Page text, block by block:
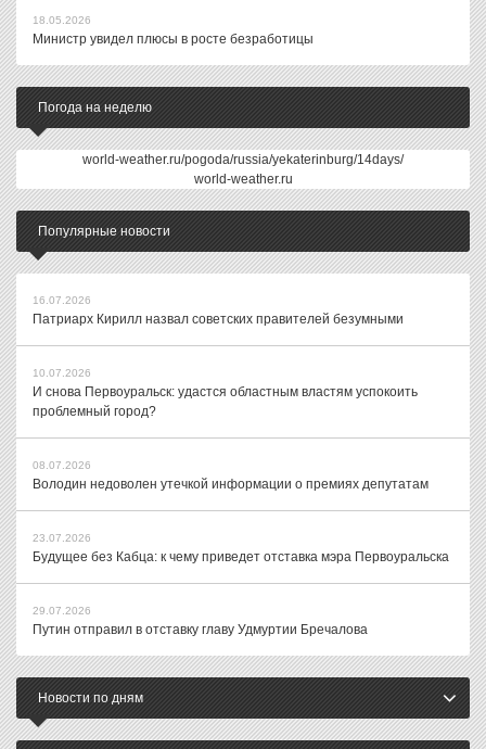
18.05.2026
Министр увидел плюсы в росте безработицы
Погода на неделю
world-weather.ru/pogoda/russia/yekaterinburg/14days/
world-weather.ru
Популярные новости
16.07.2026
Патриарх Кирилл назвал советских правителей безумными
10.07.2026
И снова Первоуральск: удастся областным властям успокоить
проблемный город?
08.07.2026
Володин недоволен утечкой информации о премиях депутатам
23.07.2026
Будущее без Кабца: к чему приведет отставка мэра Первоуральска
29.07.2026
Путин отправил в отставку главу Удмуртии Бречалова
Новости по дням